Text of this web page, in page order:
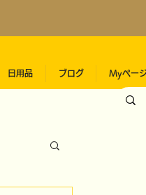
日用品 ブログ Myペー